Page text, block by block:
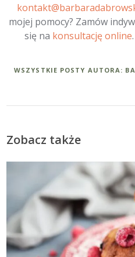
mojej pomocy? Zamów
się na konsultację online
WSZYSTKIE POSTY AUTORA:
Zobacz także